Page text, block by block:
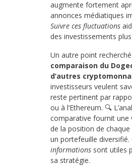
augmente fortement
annonces médiatiques
Suivre ces fluctuations
des investissements
Un autre point
comparaison du
d’autres
investisseurs veulent
reste pertinent par
ou à l’Ethereum. 🔍
comparative fournit une
de la position de
un portefeuille diversifié.
informations sont utiles
sa stratégie.